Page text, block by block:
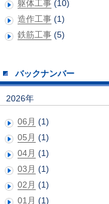
躯体工事 (10)
造作工事 (1)
鉄筋工事 (5)
バックナンバー
2026年
06月 (1)
05月 (1)
04月 (1)
03月 (1)
02月 (1)
01月 (1)